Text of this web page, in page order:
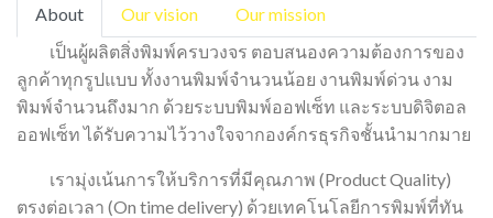
About Our vision
Our mission
เป็นผู้ผลิตสิ่งพิมพ์ครบวงจร ตอบสนองความต้องการของ
ลูกค้าทุกรูปแบบ ทั้งงานพิมพ์จำนวนน้อย งานพิมพ์ด่วน งาม
พิมพ์จำนวนถึงมาก ด้วยระบบพิมพ์ออฟเซ็ท และระบบดิจิตอล
ออฟเซ็ท ได้รับความไว้วางใจจากองค์กรธุรกิจชั้นนำมากมาย
เรามุ่งเน้นการให้บริการที่มีคุณภาพ (Product Quality)
ตรงต่อเวลา (On time delivery) ด้วยเทคโนโลยีการพิมพ์ที่ทัน